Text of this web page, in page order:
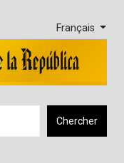
Français
Chercher